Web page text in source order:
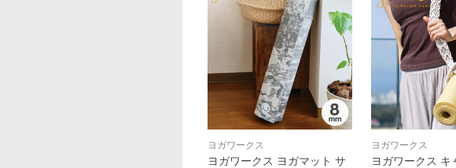
ヨガワークス
ヨガワークス ヨガマット サ
ヨガワークス
ヨガワークス キ